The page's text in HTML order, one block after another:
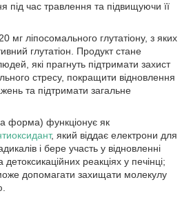
під час травлення та підвищуючи її
мг ліпосомального глутатіону, з яких
глутатіон. Продукт стане
які прагнуть підтримати захист
стресу, покращити відновлення
та підтримати загальне
форма) функціонує як
, який віддає електрони для
і бере участь у відновленні
детоксикаційних реакціях у печінці;
допомагати захищати молекулу